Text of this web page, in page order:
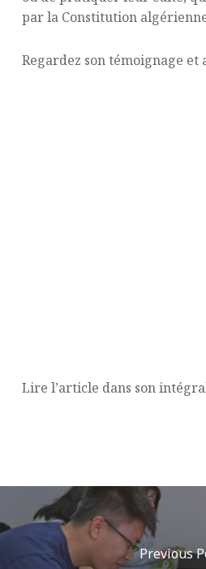
par la Constitution
Regardez son témoignage et
Lire l’article dans son
Previous